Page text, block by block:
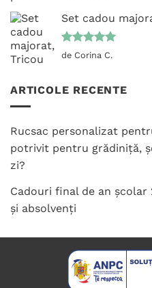
Set cadou
Evaluat la
de Corina C.
ARTICOLE RECENTE
Rucsac personalizat
potrivit pentru grădiniță,
zi?
Cadouri final de an
și absolvenți